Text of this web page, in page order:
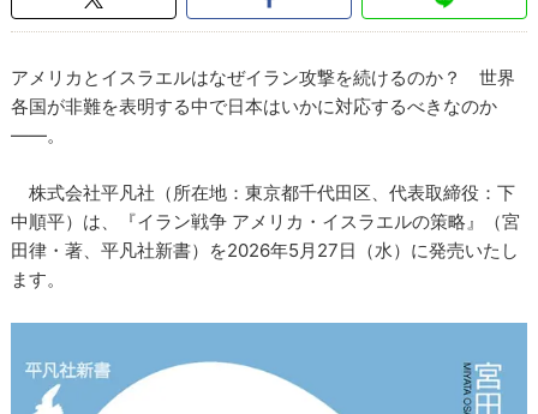
アメリカとイスラエルはなぜイラン攻撃を続けるのか？ 世界
各国が非難を表明する中で日本はいかに対応するべきなのか
――。
株式会社平凡社（所在地：東京都千代田区、代表取締役：下
中順平）は、『イラン戦争 アメリカ・イスラエルの策略』（宮
田律・著、平凡社新書）を2026年5月27日（水）に発売いたし
ます。